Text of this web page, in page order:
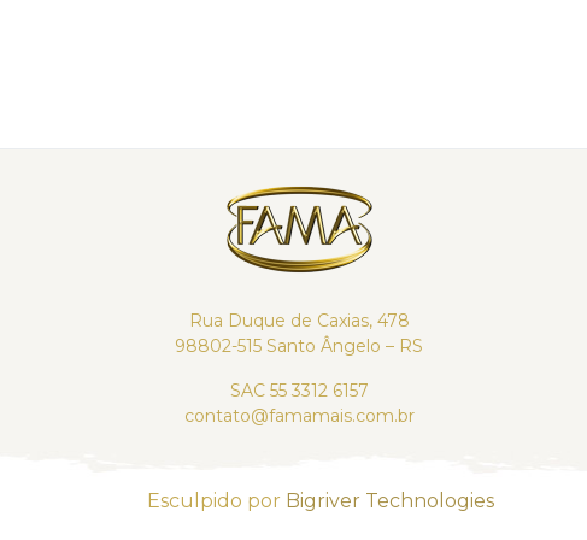
Rua Duque de Caxias, 478
98802-515 Santo Ângelo – RS
SAC 55 3312 6157
contato@famamais.com.br
Esculpido por Bigriver Technologies